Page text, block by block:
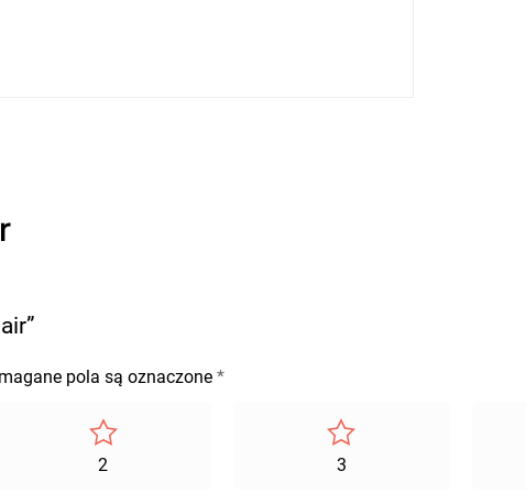
pola są oznaczone *
2 3